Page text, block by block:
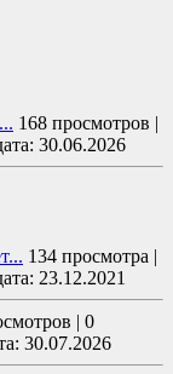
168 просмотров |
30.06.2026
134 просмотра |
23.12.2021
| 0
30.07.2026